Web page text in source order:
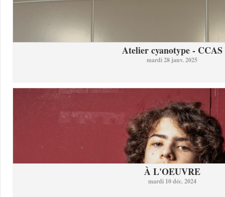
Atelier cyanotype - CCAS
mardi 28 janv. 2025
À L'OEUVRE
mardi 10 déc. 2024